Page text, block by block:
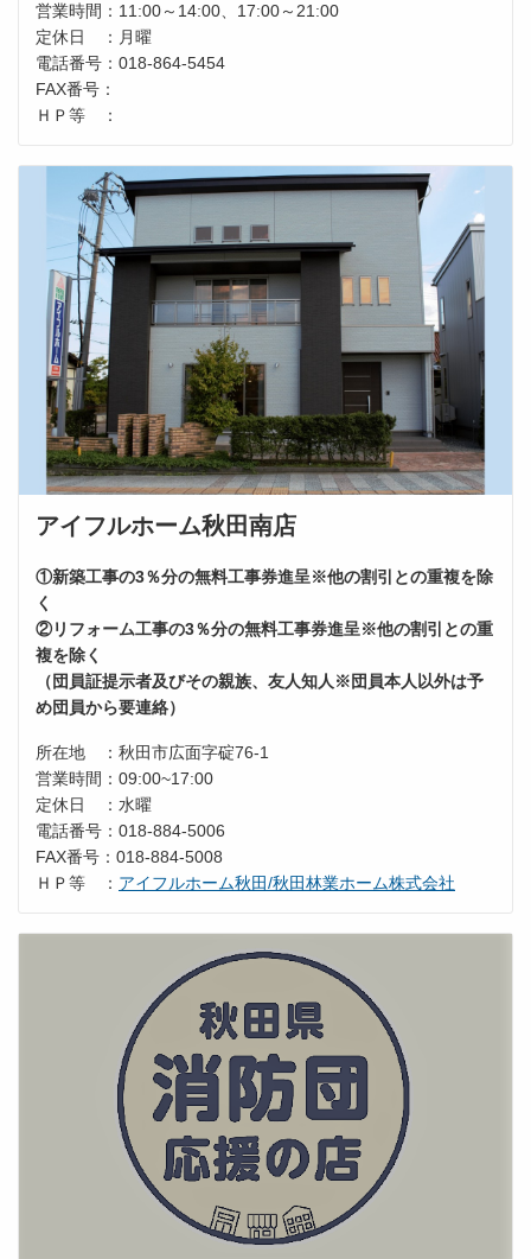
営業時間：11:00～14:00、17:00～21:00
定休日 ：月曜
電話番号：018-864-5454
FAX番号：
ＨＰ等 ：
アイフルホーム秋田南店
①新築工事の3％分の無料工事券進呈※他の割引との重複を除
く
②リフォーム工事の3％分の無料工事券進呈※他の割引との重
複を除く
（団員証提示者及びその親族、友人知人※団員本人以外は予
め団員から要連絡）
所在地 ：秋田市広面字碇76-1
営業時間：09:00~17:00
定休日 ：水曜
電話番号：018-884-5006
FAX番号：018-884-5008
ＨＰ等 ： アイフルホーム秋田/秋田林業ホーム株式会社